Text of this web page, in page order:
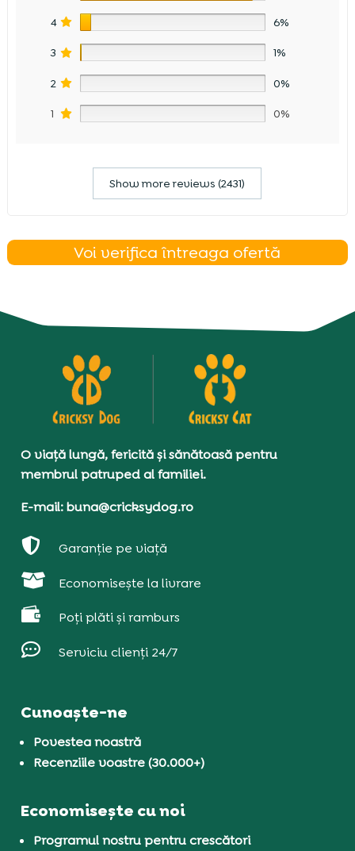
4 6%
3 1%
2 0%
1 0%
Show more reviews (2431)
Voi verifica întreaga ofertă
O viață lungă, fericită și sănătoasă pentru
membrul patruped al familiei.
E-mail: buna@cricksydog.ro
 Garanție pe viață
 Economisește la livrare
 Poți plăti și ramburs
 Serviciu clienți 24/7
Cunoaște-ne
Povestea noastră
Recenziile voastre (30.000+)
Economisește cu noi
Programul nostru pentru crescători